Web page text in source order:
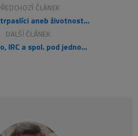
ČLÁNEK
Přerostlí trpaslíci aneb životnost zboží
DALŠÍ ČLÁNEK
ICQ, Yahoo, IRC a spol. pod jednou střechou